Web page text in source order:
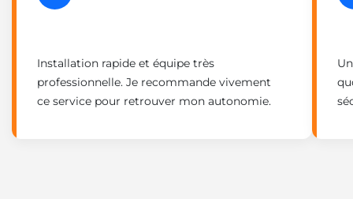
Installation rapide et équipe très
professionnelle. Je recommande vivement
ce service pour retrouver mon autonomie.